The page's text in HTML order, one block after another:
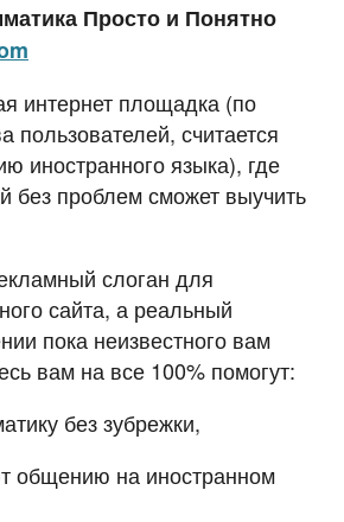
Просто и Понятно
интернет площадка (по
пользователей, считается
иностранного языка), где
проблем сможет выучить
слоган для
сайта, а реальный
пока неизвестного вам
вам на все 100% помогут:
без зубрежки,
общению на иностранном